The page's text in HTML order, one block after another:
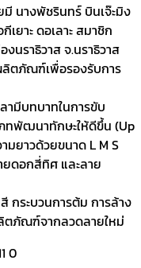
นางพัชรินทร์ บินเจ๊ะมิง
ยาะ ดอเลาะ สมาชิก
นราธิวาส จ.นราธิวาส
ตภัณฑ์เพื่อรองรับการ
มีบทบาทในการขับ
ทพัฒนาทักษะให้ดีขึ้น (Up
มยาวด้วยขนาด L M S
ดอกสี่ทิศ และลาย
กระบวนการต้ม การล้าง
ตภัณฑ์จากลวดลายใหม่